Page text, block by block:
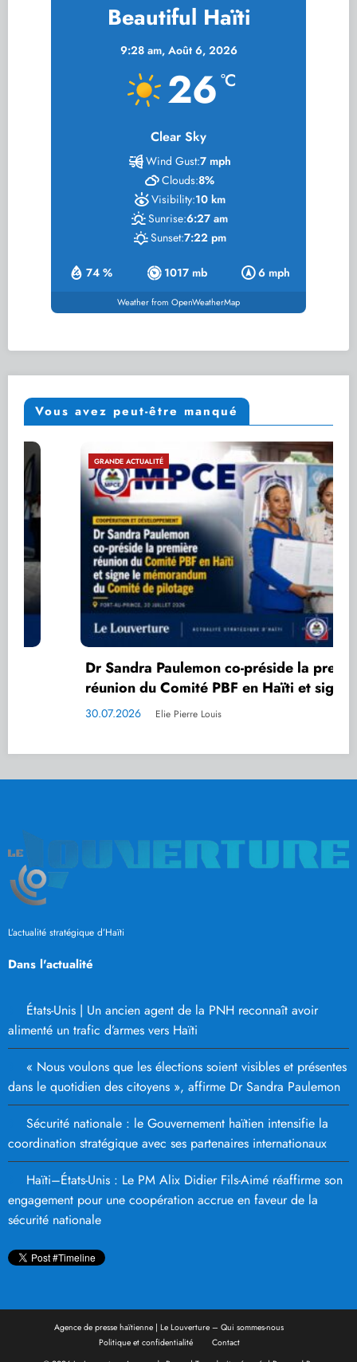
Beautiful Haïti
9:28 am, Août 6, 2026
26 °C
Clear Sky
74 % 1017 mb 6 mph
Wind Gust:7 mph
Clouds:8%
Visibility:10 km
Sunrise:6:27 am
Sunset:7:22 pm
Weather from OpenWeatherMap
Vous avez peut-être manqué
GRANDE ACTUALITÉ
Dr Sandra Paulemon co-préside la première
réunion du Comité PBF en Haïti et signe le
mémorandum du Comité de pilotage
Elie Pierre Louis
L’actualité stratégique d’Haïti
Dans l'actualité
États-Unis | Un ancien agent de la PNH reconnaît avoir
alimenté un trafic d’armes vers Haïti
« Nous voulons que les élections soient visibles et présentes
dans le quotidien des citoyens », affirme Dr Sandra Paulemon
Sécurité nationale : le Gouvernement haïtien intensifie la
coordination stratégique avec ses partenaires internationaux
Haïti–États-Unis : Le PM Alix Didier Fils-Aimé réaffirme son
engagement pour une coopération accrue en faveur de la
sécurité nationale
Agence de presse haïtienne | Le Louverture – Qui sommes-nous
Politique et confidentialité
Contact